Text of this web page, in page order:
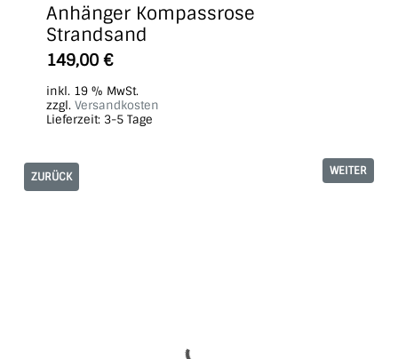
Anhänger Kompassrose
Strandsand
149,00 €
inkl. 19 % MwSt.
zzgl. Versandkosten
Lieferzeit: 3-5 Tage
ZURÜCK WEITER